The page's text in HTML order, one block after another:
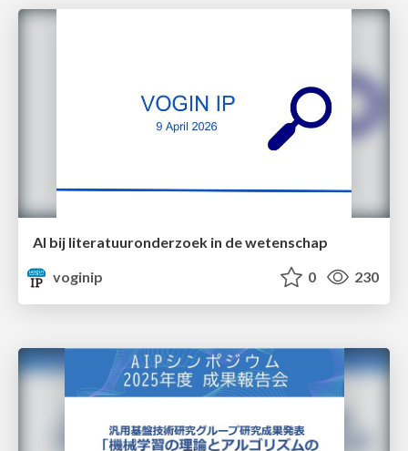
AI bij literatuuronderzoek in de wetenschap
voginip
0 230